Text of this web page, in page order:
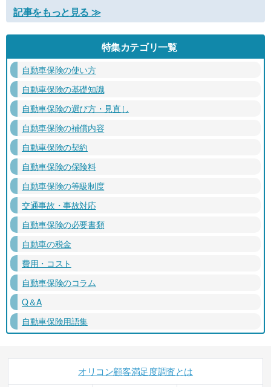
記事をもっと見る ≫
特集カテゴリ一覧
自動車保険の使い方
自動車保険の基礎知識
自動車保険の選び方・見直し
自動車保険の補償内容
自動車保険の契約
自動車保険の保険料
自動車保険の等級制度
交通事故・事故対応
自動車保険の必要書類
自動車の税金
費用・コスト
自動車保険のコラム
Q＆A
自動車保険用語集
オリコン顧客満足度調査とは